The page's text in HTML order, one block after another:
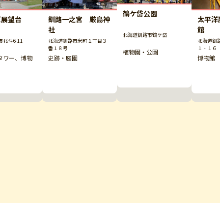
望台
北斗6-11
ワー、博物
釧路一之宮 厳島神
社
北海道釧路市米町１丁目３
番１８号
史跡・庭園
鶴ケ岱公園
北海道釧路市鶴ケ岱
植物園・公園
太平
館
北海道釧
１‐１６
博物館